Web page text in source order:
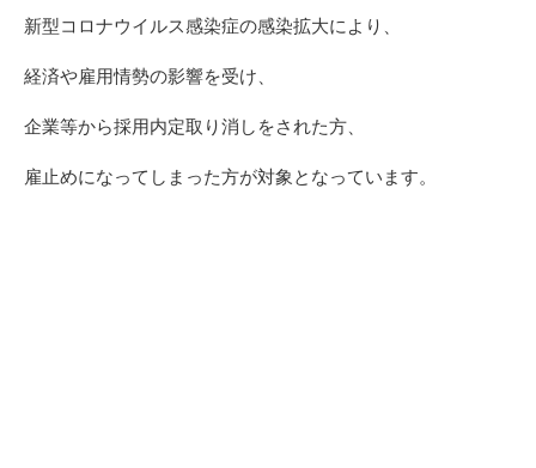
新型コロナウイルス感染症の感染拡大により、
経済や雇用情勢の影響を受け、
企業等から採用内定取り消しをされた方、
雇止めになってしまった方が対象となっています。